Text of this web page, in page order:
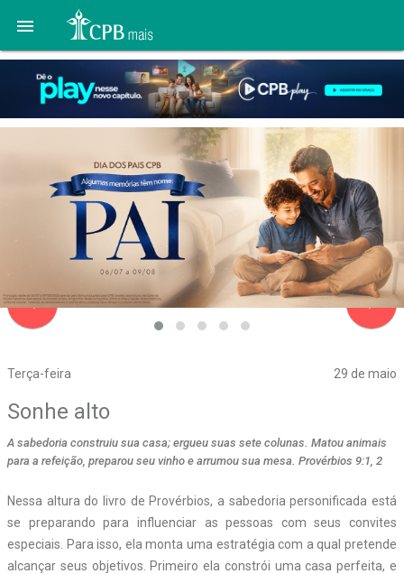

Terça-feira 29 de maio
navigate_before
Sonhe alto
A sabedoria construiu sua casa; ergueu suas sete colunas. Matou animais
para a refeição, preparou seu vinho e arrumou sua mesa. Provérbios 9:1, 2
Nessa altura do livro de Provérbios, a sabedoria personificada está
se preparando para influenciar as pessoas com seus convites
especiais. Para isso, ela monta uma estratégia com a qual pretende
alcançar seus objetivos. Primeiro ela constrói uma casa perfeita, e
navigate_next